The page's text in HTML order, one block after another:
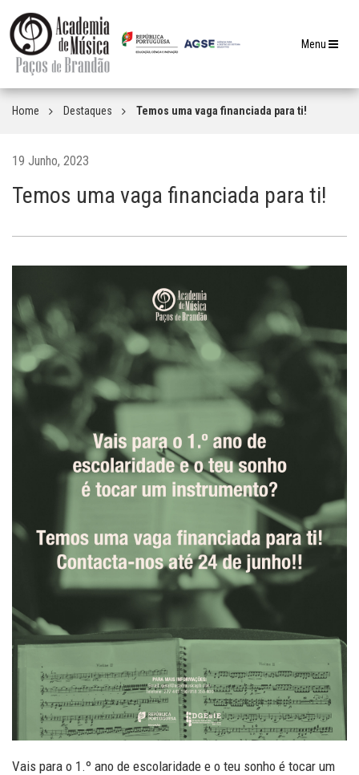
Toggle
Menu
Home Destaques Temos uma vaga financiada para ti!
19 Junho, 2023
Temos uma vaga financiada para ti!
Vais para o 1.º ano de escolaridade e o teu sonho é tocar um